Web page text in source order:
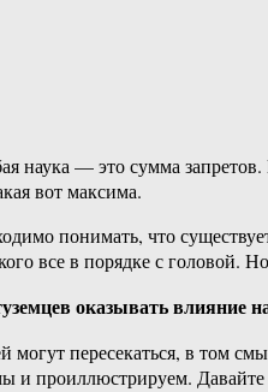
наука — это сумма
вот максима.
понимать, что
все в порядке с головой.
оказывать влияние
могут пересекаться, в том
проиллюстрируем.